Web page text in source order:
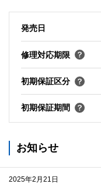
発売日
修理対応期限
初期保証区分
初期保証期間
お知らせ
2025年2月21日